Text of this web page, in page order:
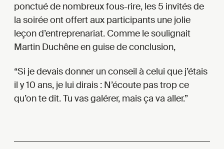
ponctué de nombreux fous-rire, les 5 invités de
la soirée ont offert aux participants une jolie
leçon d’entreprenariat. Comme le soulignait
Martin Duchêne en guise de conclusion,
Si je devais donner un conseil à celui que j’étais
il y 10 ans, je lui dirais : N’écoute pas trop ce
qu’on te dit. Tu vas galérer, mais ça va aller.